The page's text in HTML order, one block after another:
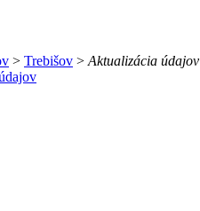
> Trebišov > Aktualizácia údajov